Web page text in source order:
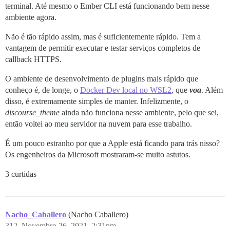
terminal. Até mesmo o Ember CLI está funcionando bem nesse
ambiente agora.
Não é tão rápido assim, mas é suficientemente rápido. Tem a
vantagem de permitir executar e testar serviços completos de
callback HTTPS.
O ambiente de desenvolvimento de plugins mais rápido que
conheço é, de longe, o Docker Dev local no WSL2, que voa. Além
disso, é extremamente simples de manter. Infelizmente, o
discourse_theme ainda não funciona nesse ambiente, pelo que sei,
então voltei ao meu servidor na nuvem para esse trabalho.
É um pouco estranho por que a Apple está ficando para trás nisso?
Os engenheiros da Microsoft mostraram-se muito astutos.
3 curtidas
Nacho_Caballero (Nacho Caballero)